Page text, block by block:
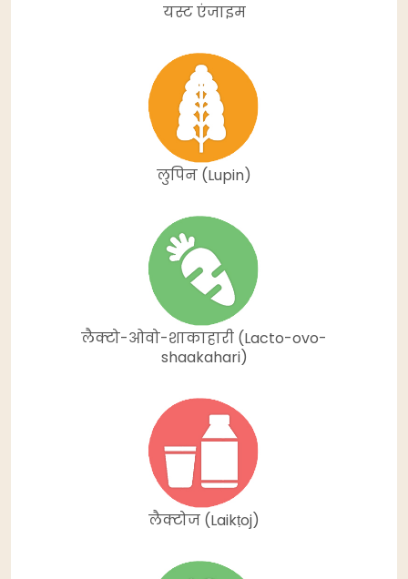
यस्ट एंजाइम
लुपिन (Lupin)
लैक्टो-ओवो-शाकाहारी (Lacto-ovo-
shaakahari)
लैक्टोज (Laikṭoj)